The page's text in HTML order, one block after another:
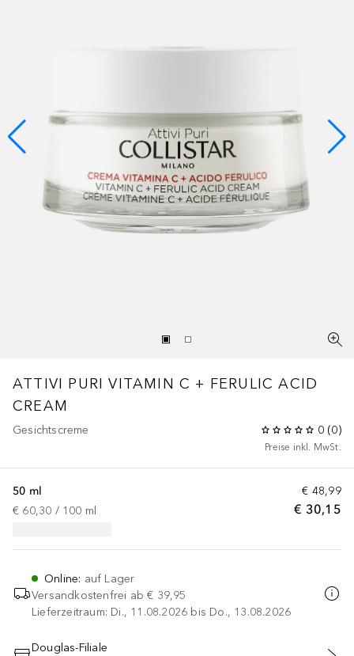
ATTIVI PURI VITAMIN C + FERULIC ACID
CREAM
Gesichtscreme 0 (0)
Preise inkl. MwSt.
€ 48,99
€ 30,15
50 ml
€ 60,30 / 100 ml
Online: auf Lager
Versandkostenfrei ab € 39,95
Lieferzeitraum: Di., 11.08.2026 bis Do., 13.08.2026
Douglas-Filiale